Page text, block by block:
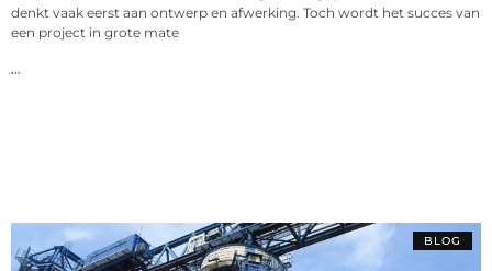
denkt vaak eerst aan ontwerp en afwerking. Toch wordt het succes van
een project in grote mate
BLOG